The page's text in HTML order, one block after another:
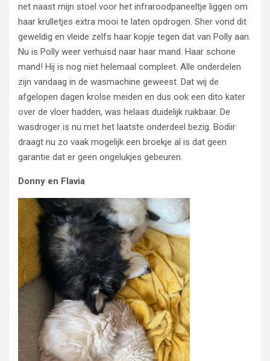
net naast mijn stoel voor het infraroodpaneeltje liggen om
haar krulletjes extra mooi te laten opdrogen. Sher vond dit
geweldig en vleide zelfs haar kopje tegen dat van Polly aan.
Nu is Polly weer verhuisd naar haar mand. Haar schone
mand! Hij is nog niet helemaal compleet. Alle onderdelen
zijn vandaag in de wasmachine geweest. Dat wij de
afgelopen dagen krolse meiden en dus ook een dito kater
over de vloer hadden, was helaas duidelijk ruikbaar. De
wasdroger is nu met het laatste onderdeel bezig. Bodiir
draagt nu zo vaak mogelijk een broekje al is dat geen
garantie dat er geen ongelukjes gebeuren.
Donny en Flavia